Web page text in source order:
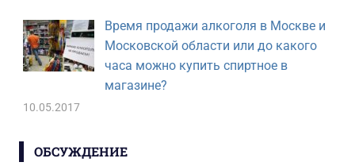
Время продажи алкоголя в Москве и
Московской области или до какого
часа можно купить спиртное в
магазине?
10.05.2017
ОБСУЖДЕНИЕ